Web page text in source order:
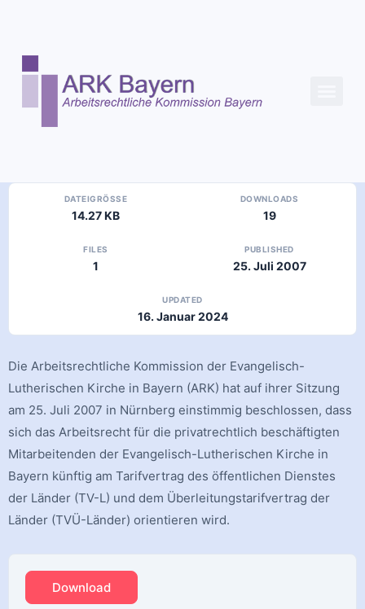
DATEIGRÖSSE
14.27 KB
DOWNLOADS
19
FILES
1
PUBLISHED
25. Juli 2007
UPDATED
16. Januar 2024
Die Arbeitsrechtliche Kommission der Evangelisch-
Lutherischen Kirche in Bayern (ARK) hat auf ihrer Sitzung
am 25. Juli 2007 in Nürnberg einstimmig beschlossen, dass
sich das Arbeitsrecht für die privatrechtlich beschäftigten
Mitarbeitenden der Evangelisch-Lutherischen Kirche in
Bayern künftig am Tarifvertrag des öffentlichen Dienstes
der Länder (TV-L) und dem Überleitungstarifvertrag der
Länder (TVÜ-Länder) orientieren wird.
Download